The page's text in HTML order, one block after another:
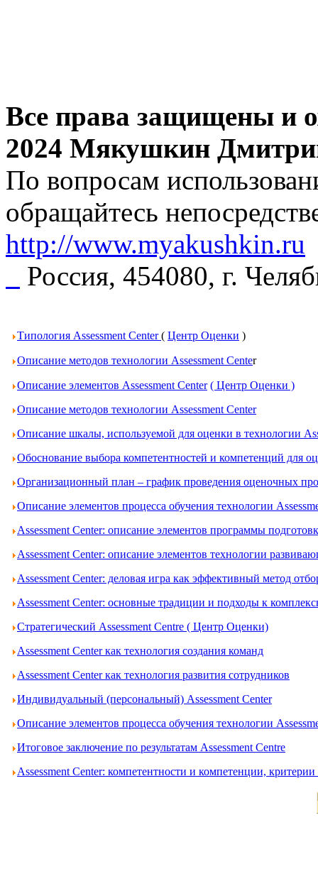
Все права защищены и
2024 Мякушкин
По вопросам
обращайтесь
http://www.myakushkin.ru
Россия, 454080, г.
Типология Assessment Center( Центр Оценки )
Описание методов технологии Assessment Center
Описание элементов Assessment Center ( Центр Оценки )
Описание методов технологии Assessment Center
Описание шкалы, используемой для оценки в технологии
Обоснование выбора компетентностей и компетенций для
Организационный план – график проведения оценочных
Описание элементов процесса обучения технологии
Assessment Center: описание элементов программы
Assessment Center: описание элементов технологии
Assessment Center: деловая игра как эффективный метод
Assessment Center: основные традиции и подходы к
Стратегический Assessment Centre ( Центр Оценки)
Assessment Center как технология создания команд
Assessment Center как технология развития сотрудников
Индивидуальный (персональный) Assessment Center
Описание элементов процесса обучения технологии
Итоговое заключение по результатам Assessment Centre
Assessment Center: компетентности и компетенции,